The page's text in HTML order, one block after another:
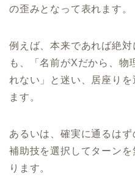
の歪みとなって表れます。
例えば、本来であれば絶
も、「名前がXだから、物
れない」と迷い、居座り
ます。
あるいは、確実に通るは
補助技を選択してターン
ります。